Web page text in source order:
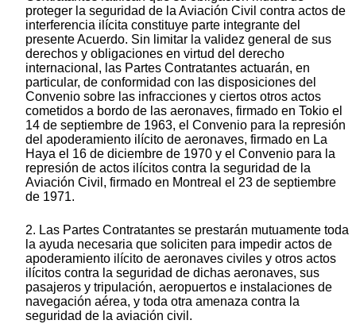
proteger la seguridad de la Aviación Civil contra actos de
interferencia ilícita constituye parte integrante del
presente Acuerdo. Sin limitar la validez general de sus
derechos y obligaciones en virtud del derecho
internacional, las Partes Contratantes actuarán, en
particular, de conformidad con las disposiciones del
Convenio sobre las infracciones y ciertos otros actos
cometidos a bordo de las aeronaves, firmado en Tokio el
14 de septiembre de 1963, el Convenio para la represión
del apoderamiento ilícito de aeronaves, firmado en La
Haya el 16 de diciembre de 1970 y el Convenio para la
represión de actos ilícitos contra la seguridad de la
Aviación Civil, firmado en Montreal el 23 de septiembre
de 1971.
2. Las Partes Contratantes se prestarán mutuamente toda
la ayuda necesaria que soliciten para impedir actos de
apoderamiento ilícito de aeronaves civiles y otros actos
ilícitos contra la seguridad de dichas aeronaves, sus
pasajeros y tripulación, aeropuertos e instalaciones de
navegación aérea, y toda otra amenaza contra la
seguridad de la aviación civil.